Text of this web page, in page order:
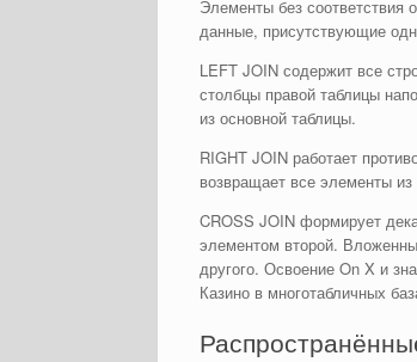
Элементы без соответствия
данные, присутствующие
LEFT JOIN содержит все
столбцы правой таблицы
из основной таблицы.
RIGHT JOIN работает
возвращает все элементы
CROSS JOIN формирует
элементом второй.
другого. Освоение On X и
Казино в многотабличных